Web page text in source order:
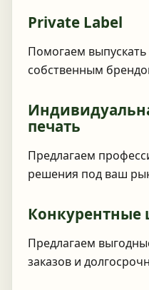
Private Label
Помогаем
собственным
печать
Предлагаем
решения под ваш
Конкурентные
Предлагаем
заказов и